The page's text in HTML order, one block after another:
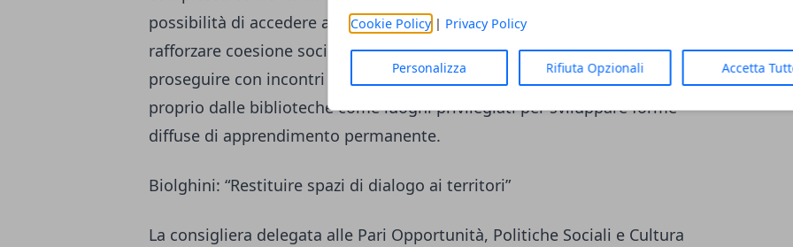
Cookie Policy| Privacy Policy
Personalizza Rifiuta Opzionali Accetta
possibilità di accedere alla conoscenza rappresentano elementi decisivi per
rafforzare coesione sociale e partecipazione. L’obiettivo indicato dall’Ente è
proseguire con incontri dedicati ad ambiti e destinatari specifici, partendo
proprio dalle biblioteche come luoghi privilegiati per sviluppare forme
diffuse di apprendimento permanente.
Biolghini: “Restituire spazi di dialogo ai territori”
La consigliera delegata alle Pari Opportunità, Politiche Sociali e Cultura